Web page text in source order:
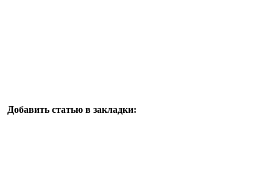
Добавить статью в закладки: